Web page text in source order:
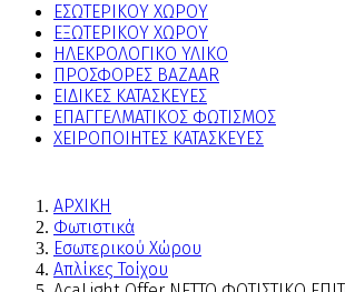
ΕΣΩΤΕΡΙΚΟΥ ΧΩΡΟΥ
ΕΞΩΤΕΡΙΚΟΥ ΧΩΡΟΥ
ΗΛΕΚΡΟΛΟΓΙΚΟ ΥΛΙΚΟ
ΠΡΟΣΦΟΡΕΣ BAZAAR
ΕΙΔΙΚΕΣ ΚΑΤΑΣΚΕΥΕΣ
ΕΠΑΓΓΕΛΜΑΤΙΚΟΣ ΦΩΤΙΣΜΟΣ
ΧΕΙΡΟΠΟΙΗΤΕΣ ΚΑΤΑΣΚΕΥΕΣ
ΑΡΧΙΚΗ
Φωτιστικά
Εσωτερικού Χώρου
Απλίκες Τοίχου